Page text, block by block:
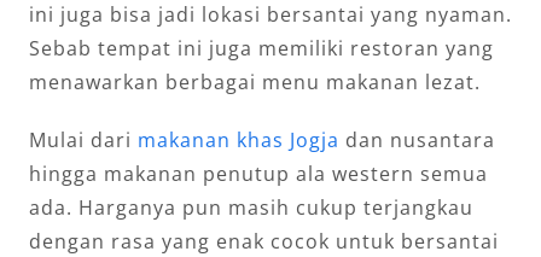
ini juga bisa jadi lokasi bersantai yang nyaman.
Sebab tempat ini juga memiliki restoran yang
menawarkan berbagai menu makanan lezat.
Mulai dari makanan khas Jogja dan nusantara
hingga makanan penutup ala western semua
ada. Harganya pun masih cukup terjangkau
dengan rasa yang enak cocok untuk bersantai